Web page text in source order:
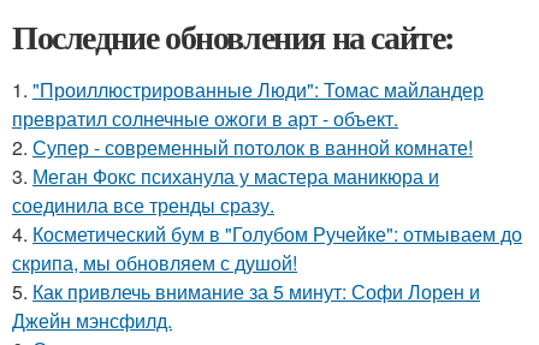
Последние обновления на сайте:
1. "Проиллюстрированные Люди": Томас майландер
превратил солнечные ожоги в арт - объект.
2. Супер - современный потолок в ванной комнате!
3. Меган Фокс психанула у мастера маникюра и
соединила все тренды сразу.
4. Косметический бум в "Голубом Ручейке": отмываем до
скрипа, мы обновляем с душой!
5. Как привлечь внимание за 5 минут: Софи Лорен и
Джейн мэнсфилд.